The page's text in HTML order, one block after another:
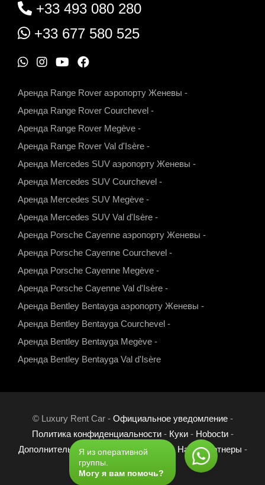
Я из оперативной
группы.
Могу я вам помочь?
+33 493 080 280
+33 677 580 525
W
s
a
p
p
I
a
g
r
a
m
Y
e
F
o
k
Аренда Range Rover аэропорту Женевы -
Аренда Range Rover Courchevel -
Аренда Range Rover Megève -
Аренда Range Rover Val d'Isère -
Аренда Mercedes SUV аэропорту Женевы -
Аренда Mercedes SUV Courchevel -
Аренда Mercedes SUV Megève -
Аренда Mercedes SUV Val d'Isère -
Аренда Porsche Cayenne аэропорту Женевы -
Аренда Porsche Cayenne Courchevel -
Аренда Porsche Cayenne Megève -
Аренда Porsche Cayenne Val d'Isère -
Аренда Bentley Bentayga аэропорту Женевы -
Аренда Bentley Bentayga Courchevel -
Аренда Bentley Bentayga Megève -
Аренда Bentley Bentayga Val d'Isère
© Luxury Rent Car - Официальное уведомление-
Политика конфиденциальности- Куки- Нoboctи-
Дополнительные страницы-Ссылки - Наши партнеры -
Режиссёр